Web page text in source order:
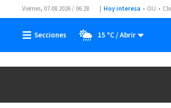
Viernes, 07.08.2026 / 06:28 Hoy interesa OIJ
15 ºC